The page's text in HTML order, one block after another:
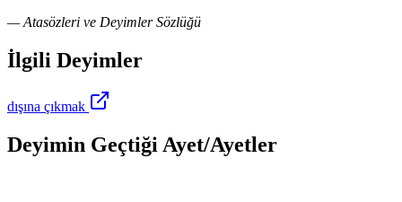
— Atasözleri ve Deyimler Sözlüğü
İlgili Deyimler
dışına çıkmak
Deyimin Geçtiği Ayet/Ayetler